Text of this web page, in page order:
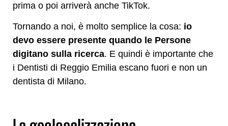
prima o poi arriverà anche TikTok.
Tornando a noi, è molto semplice la cosa: io
devo essere presente quando le Persone
digitano sulla ricerca. E quindi è importante che
i Dentisti di Reggio Emilia escano fuori e non un
dentista di Milano.